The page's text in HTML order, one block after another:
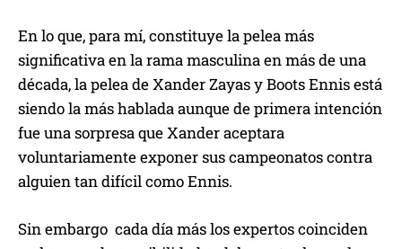
En lo que, para mí, constituye la pelea más
significativa en la rama masculina en más de una
década, la pelea de Xander Zayas y Boots Ennis está
siendo la más hablada aunque de primera intención
fue una sorpresa que Xander aceptara
voluntariamente exponer sus campeonatos contra
alguien tan difícil como Ennis.
Sin embargo cada día más los expertos coinciden